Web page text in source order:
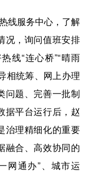
服务中心，了解
况，询问值班安排
线“连心桥”“晴雨
相统筹、网上办理
问题、完善一批制
据平台运行后，赵
治理精细化的重要
融合、高效协同的
网通办”、城市运